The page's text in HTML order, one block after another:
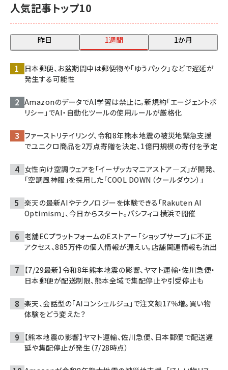
人気記事トップ10
昨日 1週間 1か月
日本郵便、お盆期間中は郵便物や「ゆうパック」などで遅延が
発生する可能性
AmazonのデータでAI学習は禁止に。新規約「エージェントポ
リシー」でAI・自動化ツールの使用ルールが厳格化
ファーストリテイリング、令和8年熊本地震の被災地緊急支援
でユニクロ商品を2万点寄贈を決定、1億円規模の寄付を予定
女性向け空調ウェアを「イーザッカマニアストア―ズ」が開発、
「空調風神服」を採用した「COOL DOWN（クールダウン）」
楽天の最新AIやテクノロジーを体験できる「Rakuten AI
Optimism」、今日からスタート。パシフィコ横浜で開催
老舗ECプラットフォームのEストアー「ショップサーブ」に不正
アクセス、885万件の個人情報が漏えい。店舗関連情報も流出
【7/29最新】令和8年熊本地震の影響、ヤマト運輸・佐川急便・
日本郵便が配送制限、熊本全域で集配停止や引受停止も
楽天、会話型の「AIコンシェルジュ」で注文額17％増。買い物
体験をどう変えた？
【熊本地震の影響】ヤマト運輸、佐川急便、日本郵便で配送遅
延や集配停止が発生（7/28時点）